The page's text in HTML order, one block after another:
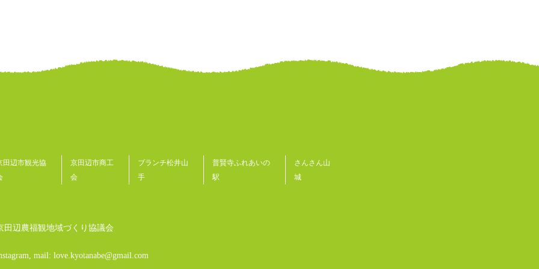
田辺市観光協
京田辺市商工
会
ブランチ松井山
手
普賢寺ふれあいの
駅
さんさん山
城
田辺農福観地域づくり協議会
mail: love.kyotanabe@gmail.com